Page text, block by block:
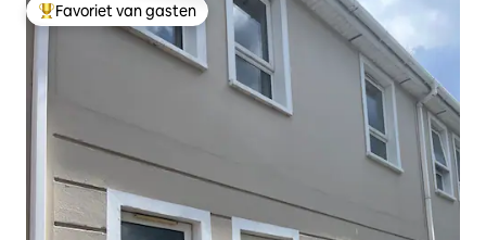
Topfavoriet van gasten
Favoriet van gasten